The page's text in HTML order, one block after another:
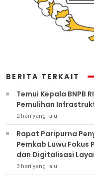
BERITA TERKAIT
Temui Kepala BNPB
Pemulihan
2 hari yang lalu
Rapat Paripurna Penyerahan KUA-
Pemkab Luwu
dan Digitalisasi
3 hari yang lalu